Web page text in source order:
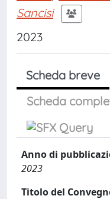
Sancisi
2023
Scheda breve
Scheda
Anno di
2023
Titolo del